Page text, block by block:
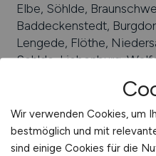
Elbe, Söhlde,
Baddeckenstedt,
Lengede, Flöthe,
Sehlde, Liebenburg,
Universitäten/
Beliebte Jobs in
Salzgitter/Branchen:
Wir verwenden Cookies, um
bestmöglich und mit
sind einige Cookies für die